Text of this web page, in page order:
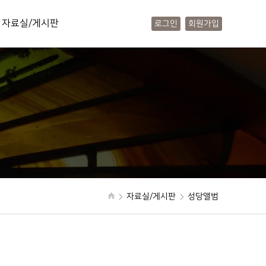
자료실/게시판
사진앨범
동영상앨범
문서자료
주보안내
공지사항
질문답변
로그인 회원가입
자료실/게시판 성당앨범